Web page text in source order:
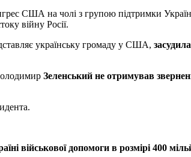
США на чолі з групою підтримки
війну Росії.
українську громаду у США,
Зеленський не отримував
військової допомоги в розмірі 400